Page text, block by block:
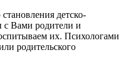
детско-
с Вами родители и
их. Психологами
родительского